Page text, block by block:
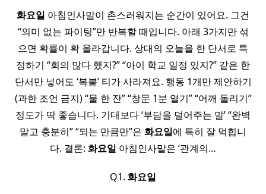
화요일 아침인사말이 촌스러워지는 순간이 있어요. 그건
“의미 없는 파이팅”만 반복할 때입니다. 아래 3가지만 섞
으면 확률이 확 올라갑니다. 상대의 오늘을 한 단서로 특
정하기 “회의 많다 했지?” “아이 학교 일정 있지?” 같은 한
단서만 넣어도 ‘복붙’ 티가 사라져요. 행동 1개만 제안하기
(과한 조언 금지) “물 한 잔” “창문 1분 열기” “어깨 돌리기”
정도가 딱 좋습니다. 기대보다 ‘부담을 덜어주는 말’ “완벽
말고 충분히” “되는 만큼만”은 화요일에 특히 잘 먹힙니
다. 결론: 화요일 아침인사말은 ‘관계의…
Q1. 화요일